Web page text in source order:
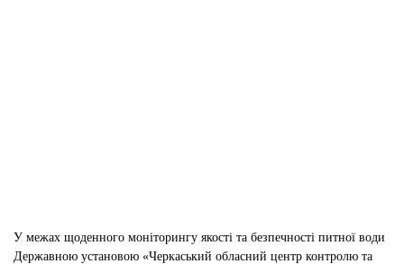
У межах щоденного моніторингу якості та безпечності питної води
Державною установою «Черкаський обласний центр контролю та